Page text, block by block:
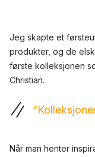
Jeg skapte et
produkter, og de
første kolleksjonen
Christian.
Når man henter